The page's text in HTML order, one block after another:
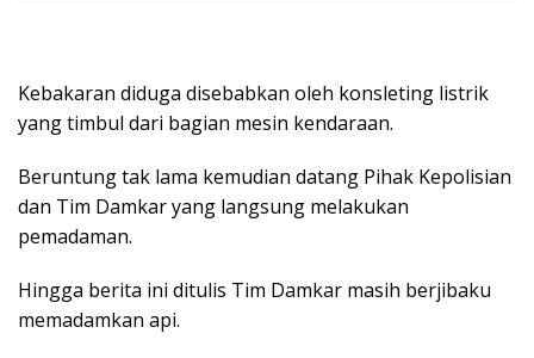
Kebakaran diduga disebabkan oleh konsleting listrik
yang timbul dari bagian mesin kendaraan.
Beruntung tak lama kemudian datang Pihak Kepolisian
dan Tim Damkar yang langsung melakukan
pemadaman.
Hingga berita ini ditulis Tim Damkar masih berjibaku
memadamkan api.